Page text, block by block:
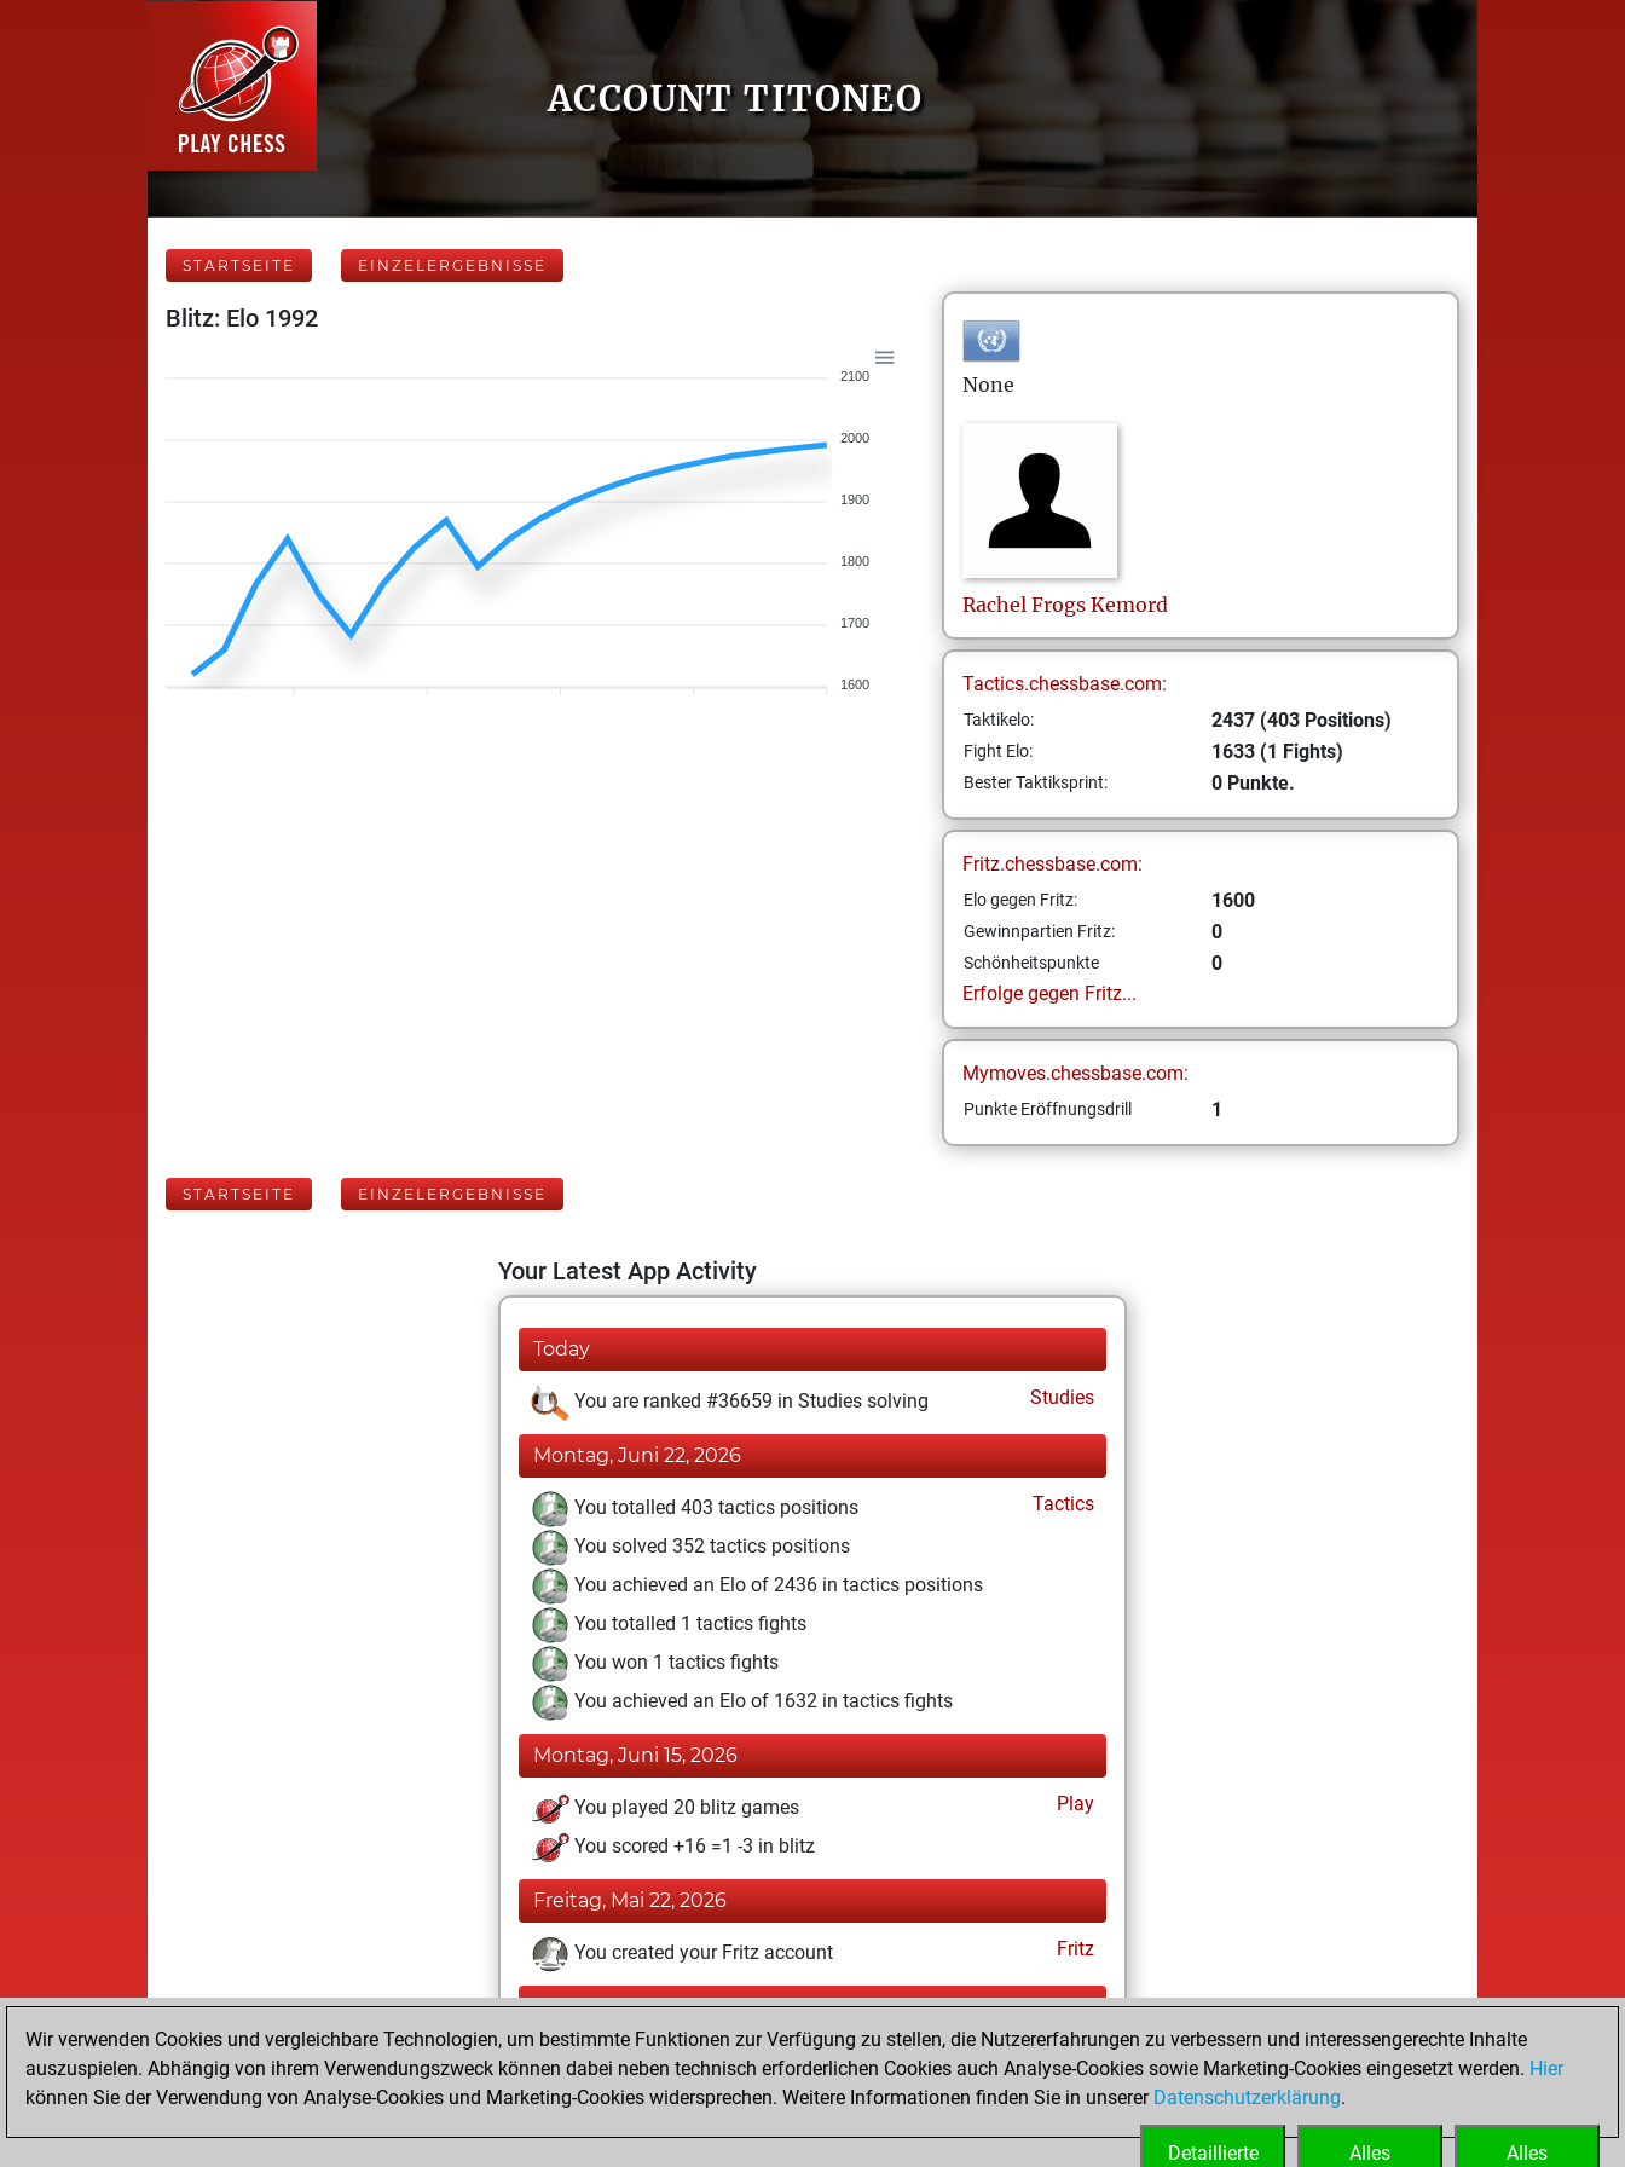
ACCOUNT TITONEO
STARTSEITE EINZELERGEBNISSE
Blitz: Elo 1992
2100
2000
1900
1800
1700
1600
None
Rachel Frogs Kemord
Tactics.chessbase.com:
Taktikelo: 2437 (403 Positions)
Fight Elo: 1633 (1 Fights)
Bester Taktiksprint: 0 Punkte.
Fritz.chessbase.com:
Elo gegen Fritz: 1600
Gewinnpartien Fritz: 0
Schönheitspunkte
0
Erfolge gegen Fritz...
Mymoves.chessbase.com:
Punkte Eröffnungsdrill 1
STARTSEITE EINZELERGEBNISSE
Your Latest App Activity
Today
You are ranked #36659 in Studies solving Studies
Montag, Juni 22, 2026
You totalled 403 tactics positions
Tactics
You solved 352 tactics positions
You achieved an Elo of 2436 in tactics positions
You totalled 1 tactics fights
You won 1 tactics fights
You achieved an Elo of 1632 in tactics fights
Montag, Juni 15, 2026
You played 20 blitz games
Play
You scored +16 =1 -3 in blitz
Freitag, Mai 22, 2026
You created your Fritz account Fritz
Samstag, Juni 28, 2025
You learned 1 positions
MyMoves
You created your Studies account
Studies
Wir verwenden Cookies und vergleichbare Technologien, um bestimmte Funktionen zur Verfügung zu stellen, die Nutzererfahrungen zu verbessern und interessengerechte Inhalte
auszuspielen. Abhängig von ihrem Verwendungszweck können dabei neben technisch erforderlichen Cookies auch Analyse-Cookies sowie Marketing-Cookies eingesetzt werden. Hier
können Sie der Verwendung von Analyse-Cookies und Marketing-Cookies widersprechen. Weitere Informationen finden Sie in unserer Datenschutzerklärung.
Alles
Alles
Detaillierte